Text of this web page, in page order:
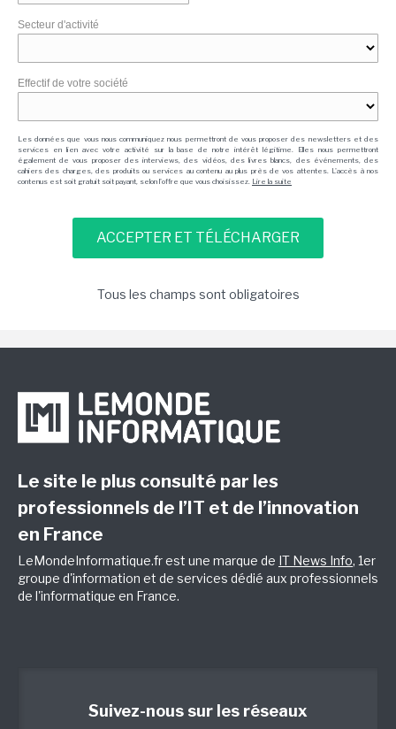
Secteur d'activité
Effectif de votre société
Les données que vous nous communiquez nous permettront de vous proposer des newsletters et des
services en lien avec votre activité sur la base de notre intérêt légitime. Elles nous permettront
également de vous proposer des interviews, des vidéos, des livres blancs, des événements, des
cahiers des charges, des produits ou services au contenu au plus près de vos attentes. L'accès à nos
contenus est soit gratuit soit payant, selon l'offre que vous choisissez. Lire la suite
Tous les champs sont obligatoires
Le site le plus consulté par les
professionnels de l’IT et de l’innovation
en France
LeMondeInformatique.fr est une marque de IT News Info, 1er
groupe d'information et de services dédié aux professionnels
de l'informatique en France.
Suivez-nous sur les réseaux